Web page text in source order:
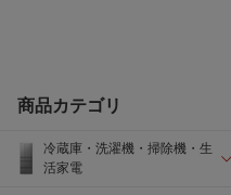
商品カテゴリ
冷蔵庫・洗濯機・掃除機・生
活家電